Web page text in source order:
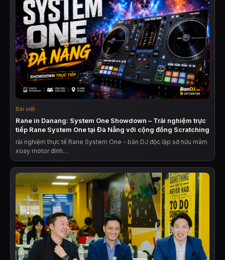
Bài viết
Rane in Danang: System One Showdown – Trải nghiệm trực
tiếp Rane System One tại Đà Nẵng với cộng đồng Scratching
rải nghiệm thực tế Rane System One - bàn DJ độc lập sở hữu mâm
xoay motor đỉnh…